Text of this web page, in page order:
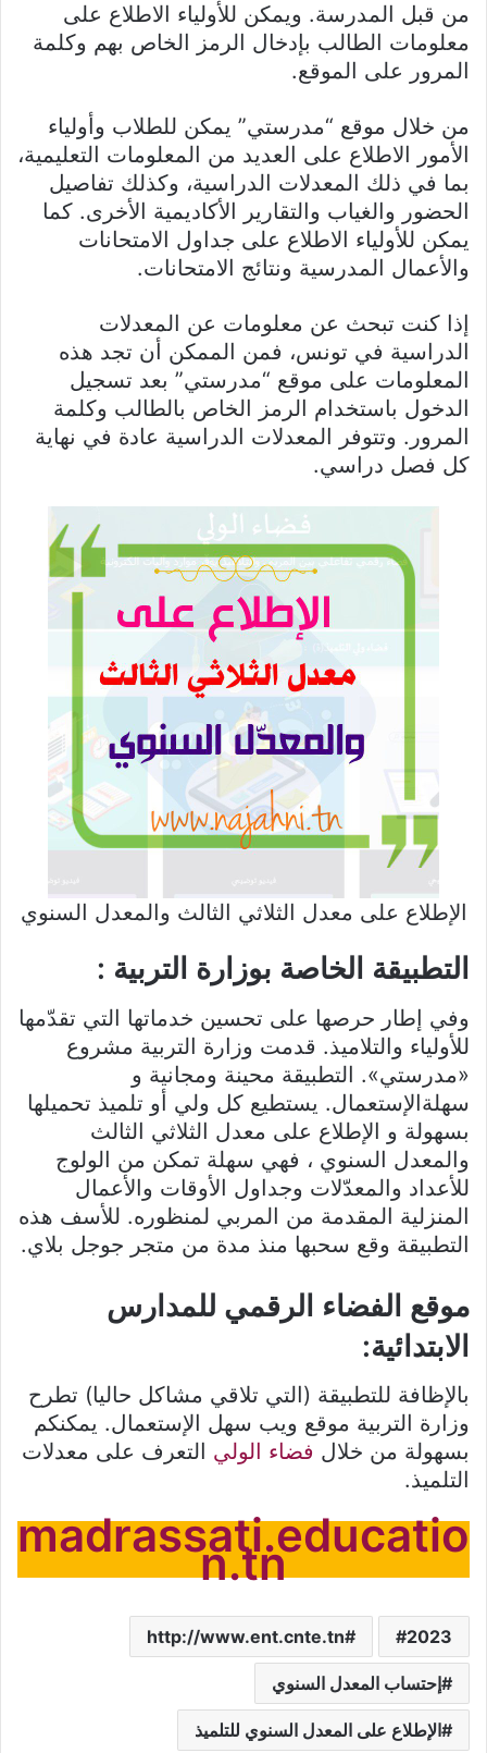
من قبل المدرسة. ويمكن للأولياء الاطلاع على
معلومات الطالب بإدخال الرمز الخاص بهم وكلمة
المرور على الموقع.
من خلال موقع “مدرستي” يمكن للطلاب وأولياء
الأمور الاطلاع على العديد من المعلومات التعليمية،
بما في ذلك المعدلات الدراسية، وكذلك تفاصيل
الحضور والغياب والتقارير الأكاديمية الأخرى. كما
يمكن للأولياء الاطلاع على جداول الامتحانات
والأعمال المدرسية ونتائج الامتحانات.
إذا كنت تبحث عن معلومات عن المعدلات
الدراسية في تونس، فمن الممكن أن تجد هذه
المعلومات على موقع “مدرستي” بعد تسجيل
الدخول باستخدام الرمز الخاص بالطالب وكلمة
المرور. وتتوفر المعدلات الدراسية عادة في نهاية
كل فصل دراسي.
الإطلاع على معدل الثلاثي الثالث والمعدل السنوي
التطبيقة الخاصة بوزارة التربية :
وفي إطار حرصها على تحسين خدماتها التي تقدّمها
للأولياء والتلاميذ. قدمت وزارة التربية مشروع
«مدرستي». التطبيقة محينة ومجانية و
سهلةالإستعمال. يستطيع كل ولي أو تلميذ تحميلها
بسهولة و الإطلاع على معدل الثلاثي الثالث
والمعدل السنوي ، فهي سهلة تمكن من الولوج
للأعداد والمعدّلات وجداول الأوقات والأعمال
المنزلية المقدمة من المربي لمنظوره. للأسف هذه
التطبيقة وقع سحبها منذ مدة من متجر جوجل بلاي.
موقع الفضاء الرقمي للمدارس
الابتدائية:
بالإظافة للتطبيقة (التي تلاقي مشاكل حاليا) تطرح
وزارة التربية موقع ويب سهل الإستعمال. يمكنكم
بسهولة من خلال فضاء الولي التعرف على معدلات
التلميذ.
madrassati.educatio
n.tn
2023
http://www.ent.cnte.tn
إحتساب المعدل السنوي
الإطلاع على المعدل السنوي للتلميذ